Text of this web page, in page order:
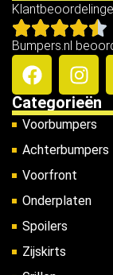
Bumpers.nl
Categorieën
Voorbumpers
Achterbumpers
Voorfront
Onderplaten
Spoilers
Zijskirts